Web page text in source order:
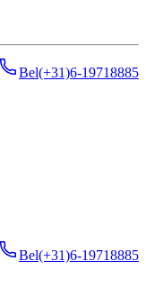
Bel(+31)6-19718885
Bel(+31)6-19718885